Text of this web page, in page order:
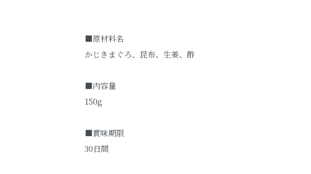
■原材料名
かじきまぐろ、昆布、生姜、酢
■内容量
150g
■賞味期限
30日間